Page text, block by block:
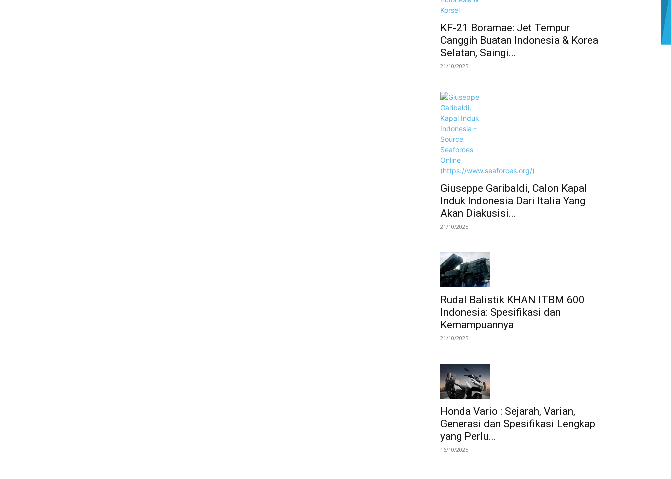
KF-21 Boramae: Jet Tempur
Canggih Buatan Indonesia & Korea
Selatan, Saingi...
21/10/2025
Giuseppe Garibaldi, Calon Kapal
Induk Indonesia Dari Italia Yang
Akan Diakusisi...
21/10/2025
Rudal Balistik KHAN ITBM 600
Indonesia: Spesifikasi dan
Kemampuannya
21/10/2025
Honda Vario : Sejarah, Varian,
Generasi dan Spesifikasi Lengkap
yang Perlu...
16/10/2025